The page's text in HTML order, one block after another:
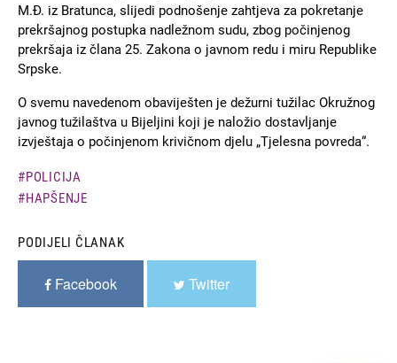
M.Đ. iz Bratunca, slijedi podnošenje zahtjeva za pokretanje
prekršajnog postupka nadležnom sudu, zbog počinjenog
prekršaja iz člana 25. Zakona o javnom redu i miru Republike
Srpske.
O svemu navedenom obaviješten je dežurni tužilac Okružnog
javnog tužilaštva u Bijeljini koji je naložio dostavljanje
izvještaja o počinjenom krivičnom djelu „Tjelesna povreda“.
POLICIJA
HAPŠENJE
PODIJELI ČLANAK
Facebook Twitter